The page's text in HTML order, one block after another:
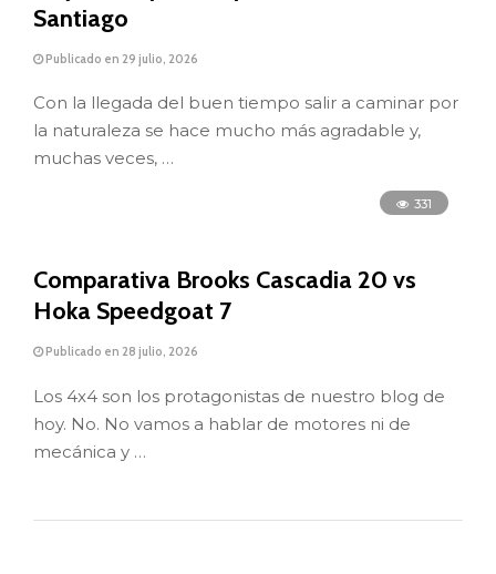
Santiago
Publicado en 29 julio, 2026
Con la llegada del buen tiempo salir a caminar por
la naturaleza se hace mucho más agradable y,
muchas veces, …
331
Comparativa Brooks Cascadia 20 vs
Hoka Speedgoat 7
Publicado en 28 julio, 2026
Los 4x4 son los protagonistas de nuestro blog de
hoy. No. No vamos a hablar de motores ni de
mecánica y …